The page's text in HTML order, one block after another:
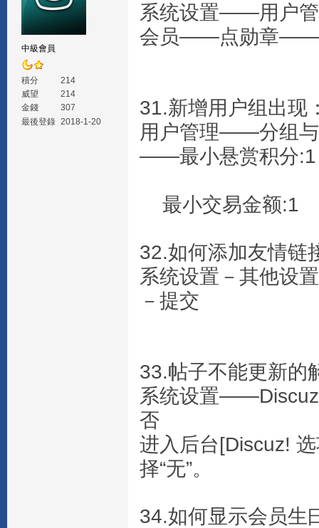
中級會員
積分
214
威望
214
金錢
307
最後登錄 2018-1-20
系统设置——用户
会员——点勋章——
31.新增用户组出现
用户管理——分组
——最小悬赏积分:1
最小交易金额:1
32.如何添加友情链
系统设置－其他设
－提交
33.帖子不能更新的
系统设置
否
进入后台[Discuz!
择“无”。
34.如何显示会员生